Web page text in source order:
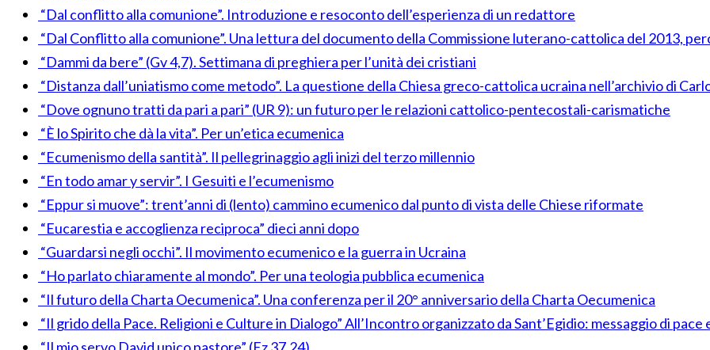
“Dal conflitto alla comunione”. Introduzione e resoconto dell’esperienza di un redattore
“Dal Conflitto alla comunione”. Una lettura del documento della Commissione luterano-cattolica del 2013,
“Dammi da bere” (Gv 4,7). Settimana di preghiera per l’unità dei cristiani
“Distanza dall’uniatismo come metodo”. La questione della Chiesa greco-cattolica ucraina nell’archivio di
“Dove ognuno tratti da pari a pari” (UR 9): un futuro per le relazioni cattolico-pentecostali-carismatiche
“È lo Spirito che dà la vita”. Per un’etica ecumenica
“Ecumenismo della santità”. Il pellegrinaggio agli inizi del terzo millennio
“En todo amar y servir”. I Gesuiti e l’ecumenismo
“Eppur si muove”: trent’anni di (lento) cammino ecumenico dal punto di vista delle Chiese riformate
“Eucarestia e accoglienza reciproca” dieci anni dopo
“Guardarsi negli occhi”. Il movimento ecumenico e la guerra in Ucraina
“Ho parlato chiaramente al mondo”. Per una teologia pubblica ecumenica
“Il futuro della Charta Oecumenica”. Una conferenza per il 20° anniversario della Charta Oecumenica
“Il grido della Pace. Religioni e Culture in Dialogo” All’Incontro organizzato da Sant’Egidio: messaggio di
“Il mio servo David unico pastore” (Ez 37,24)